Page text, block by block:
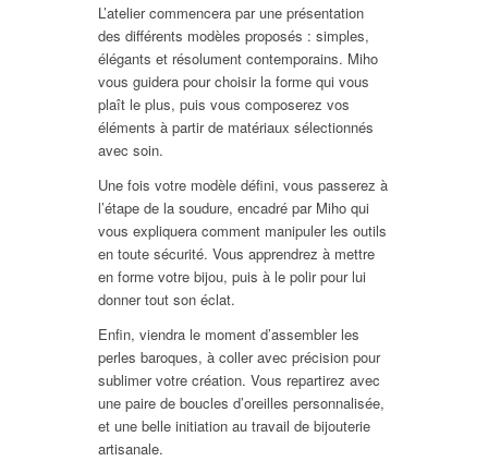
L’atelier commencera par une présentation
des différents modèles proposés : simples,
élégants et résolument contemporains. Miho
vous guidera pour choisir la forme qui vous
plaît le plus, puis vous composerez vos
éléments à partir de matériaux sélectionnés
avec soin.
Une fois votre modèle défini, vous passerez à
l’étape de la soudure, encadré par Miho qui
vous expliquera comment manipuler les outils
en toute sécurité. Vous apprendrez à mettre
en forme votre bijou, puis à le polir pour lui
donner tout son éclat.
Enfin, viendra le moment d’assembler les
perles baroques, à coller avec précision pour
sublimer votre création. Vous repartirez avec
une paire de boucles d’oreilles personnalisée,
et une belle initiation au travail de bijouterie
artisanale.